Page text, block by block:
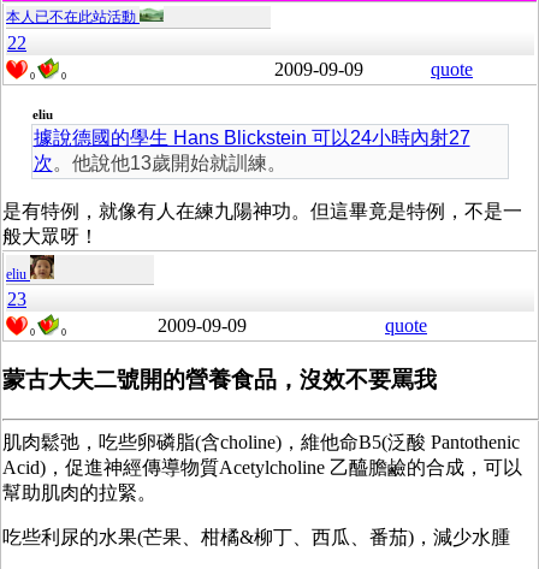
本人已不在此站活動
22
0 0 2009-09-09 quote
eliu
據說德國的學生 Hans Blickstein 可以24小時內射27
次。他說他13歲開始就訓練。
是有特例，就像有人在練九陽神功。但這畢竟是特例，不是一
般大眾呀！
eliu
23
0 0 2009-09-09 quote
蒙古大夫二號開的營養食品，沒效不要罵我
肌肉鬆弛，吃些卵磷脂(含choline)，維他命B5(泛酸 Pantothenic
Acid)，促進神經傳導物質Acetylcholine 乙醯膽鹼的合成，可以
幫助肌肉的拉緊。
吃些利尿的水果(芒果、柑橘&柳丁、西瓜、番茄)，減少水腫